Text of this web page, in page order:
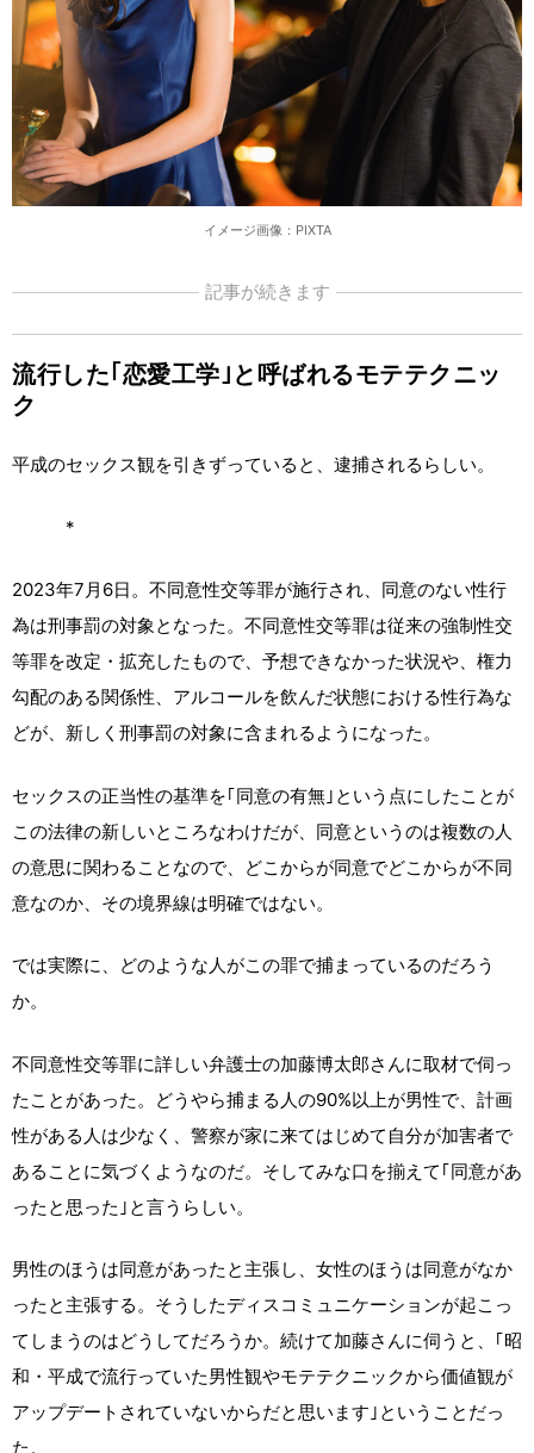
イメージ画像：PIXTA
記事が続きます
流行した｢恋愛工学｣と呼ばれるモテテクニッ
ク
平成のセックス観を引きずっていると、逮捕されるらしい。
*
2023年7月6日。不同意性交等罪が施行され、同意のない性行
為は刑事罰の対象となった。不同意性交等罪は従来の強制性交
等罪を改定・拡充したもので、予想できなかった状況や、権力
勾配のある関係性、アルコールを飲んだ状態における性行為な
どが、新しく刑事罰の対象に含まれるようになった。
セックスの正当性の基準を｢同意の有無｣という点にしたことが
この法律の新しいところなわけだが、同意というのは複数の人
の意思に関わることなので、どこからが同意でどこからが不同
意なのか、その境界線は明確ではない。
では実際に、どのような人がこの罪で捕まっているのだろう
か。
不同意性交等罪に詳しい弁護士の加藤博太郎さんに取材で伺っ
たことがあった。どうやら捕まる人の90%以上が男性で、計画
性がある人は少なく、警察が家に来てはじめて自分が加害者で
あることに気づくようなのだ。そしてみな口を揃えて｢同意があ
ったと思った｣と言うらしい。
男性のほうは同意があったと主張し、女性のほうは同意がなか
ったと主張する。そうしたディスコミュニケーションが起こっ
てしまうのはどうしてだろうか。続けて加藤さんに伺うと、｢昭
和・平成で流行っていた男性観やモテテクニックから価値観が
アップデートされていないからだと思います｣ということだっ
た。